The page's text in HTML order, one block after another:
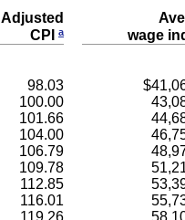
Adjusted
CPI
a
wage
98.03
100.00
101.66
104.00
106.79
109.78
112.85
116.01
119.26